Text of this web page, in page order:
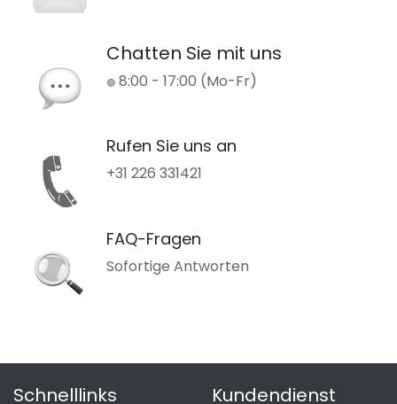
Chatten Sie mit uns
🟢 8:00 - 17:00 (Mo-Fr)
Rufen Sie uns an
+31 226 331421
FAQ-Fragen
Sofortige Antworten
Schnelllinks Kundendienst